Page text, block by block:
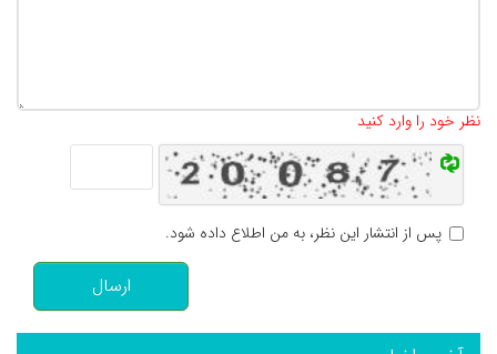
نظر خود را وارد کنید
پس از انتشار این نظر، به من اطلاع داده شود.
ارسال